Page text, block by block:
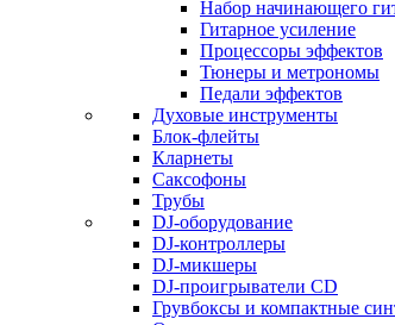
Набор начинающего
Гитарное усиление
Процессоры эффектов
Тюнеры и метрономы
Педали эффектов
Духовые инструменты
Блок-флейты
Кларнеты
Саксофоны
Трубы
DJ-оборудование
DJ-контроллеры
DJ-микшеры
DJ-проигрыватели CD
Грувбоксы и компактные